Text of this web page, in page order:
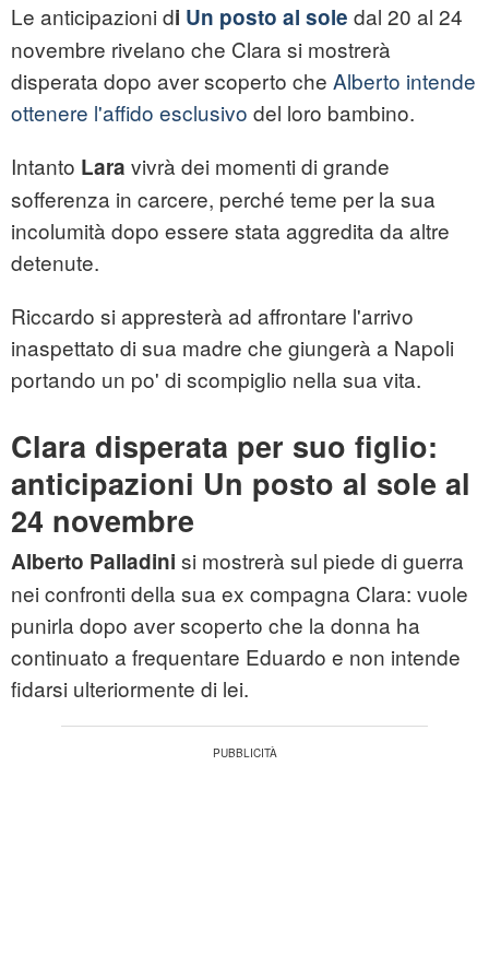
Le anticipazioni di Un posto al sole dal 20 al 24
novembre rivelano che Clara si mostrerà
disperata dopo aver scoperto che Alberto intende
ottenere l'affido esclusivo del loro bambino.
Intanto Lara vivrà dei momenti di grande
sofferenza in carcere, perché teme per la sua
incolumità dopo essere stata aggredita da altre
detenute.
Riccardo si appresterà ad affrontare l'arrivo
inaspettato di sua madre che giungerà a Napoli
portando un po' di scompiglio nella sua vita.
Clara disperata per suo figlio:
anticipazioni Un posto al sole al
24 novembre
Alberto Palladini si mostrerà sul piede di guerra
nei confronti della sua ex compagna Clara: vuole
punirla dopo aver scoperto che la donna ha
continuato a frequentare Eduardo e non intende
fidarsi ulteriormente di lei.